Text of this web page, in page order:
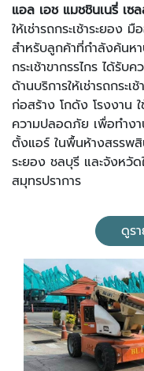
แอล เอช แมชชินเนรี่ เซ
ให้เช่ารถกระเช้าระยอง
สำหรับลูกค้าที่กำลังค้นห
กระเช้าขากรรไกร ได้รับ
ด้านบริการให้เช่ารถกระ
ก่อสร้าง โกดัง โรงงาน
ความปลอดภัย เพื่อทำง
ตั้งแอร์ ในพื้นห้างสรรพ
ระยอง ชลบุรี และจังหวัด
สมุทรปราการ
ดูร